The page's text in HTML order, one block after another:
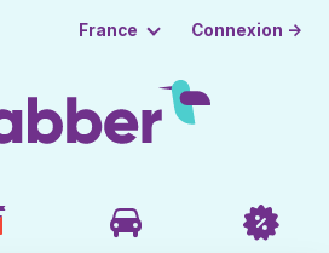
France Connexion →